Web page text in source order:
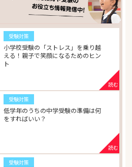
受験対策
小学校受験の「ストレス」を乗り越
える！親子で笑顔になるためのヒン
ト
受験対策
低学年のうちの中学受験の準備は何
をすればいい？
受験対策